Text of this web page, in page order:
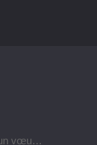
un vœu…